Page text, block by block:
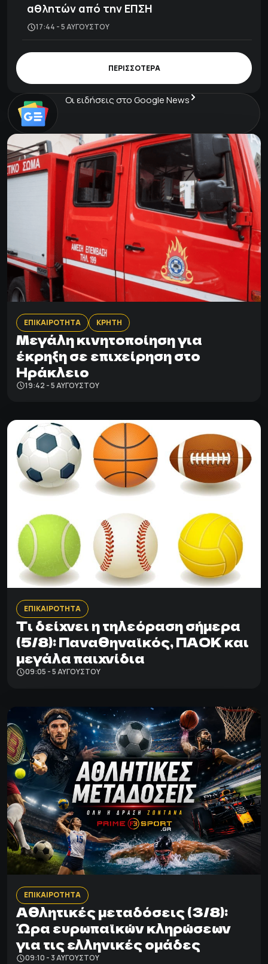
αθλητών από την ΕΠΣΗ
17:44 - 5 ΑΥΓΟΎΣΤΟΥ
ΠΕΡΙΣΣΟΤΕΡΑ
Οι ειδήσεις στο Google News
ΕΠΙΚΑΙΡΟΤΗΤΑ ΚΡΗΤΗ
Μεγάλη κινητοποίηση για
έκρηξη σε επιχείρηση στο
Ηράκλειο
19:42 - 5 ΑΥΓΟΎΣΤΟΥ
ΕΠΙΚΑΙΡΟΤΗΤΑ
Τι δείχνει η τηλεόραση σήμερα
(5/8): Παναθηναϊκός, ΠΑΟΚ και
μεγάλα παιχνίδια
09:05 - 5 ΑΥΓΟΎΣΤΟΥ
ΕΠΙΚΑΙΡΟΤΗΤΑ
Αθλητικές μεταδόσεις (3/8):
Ώρα ευρωπαϊκών κληρώσεων
για τις ελληνικές ομάδες
09:10 - 3 ΑΥΓΟΎΣΤΟΥ